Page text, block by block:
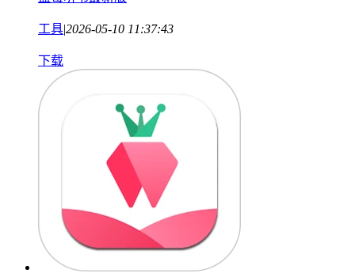
工具|2026-05-10 11:37:43
下载